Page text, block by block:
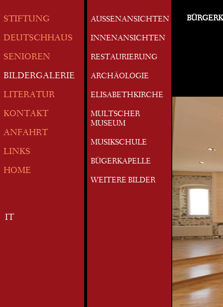
STIFTUNG
DEUTSCHHAUS
SENIOREN
BILDERGALERIE
LITERATUR
KONTAKT
ANFAHRT
LINKS
HOME
IT
AUSSENANSICHTEN
INNENANSICHTEN
RESTAURIERUNG
ARCHÄOLOGIE
ELISABETHKIRCHE
MULTSCHER
MUSEUM
MUSIKSCHULE
BÜGERKAPELLE
WEITERE BILDER